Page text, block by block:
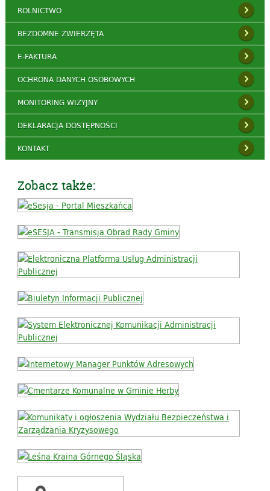
ROLNICTWO
BEZDOMNE ZWIERZĘTA
E-FAKTURA
OCHRONA DANYCH OSOBOWYCH
MONITORING WIZYJNY
DEKLARACJA DOSTĘPNOŚCI
KONTAKT
Zobacz także: